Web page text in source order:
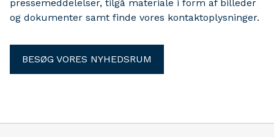
pressemeddelelser, tilgå materiale i form af billeder
og dokumenter samt finde vores kontaktoplysninger.
BESØG VORES NYHEDSRUM